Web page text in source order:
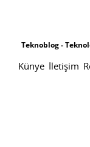
Teknoblog -
Künye İletişim